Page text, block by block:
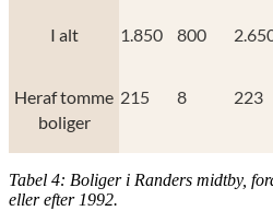
I alt 1.850 800
Heraf tomme
boliger
215 8 223
Tabel 4: Boliger i Randers midtby,
eller efter 1992.